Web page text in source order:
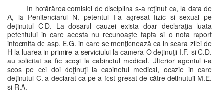
In hotărârea comisiei de disciplina s-a reţinut ca, la data de
A, la Penitenciarul N. petentul I-a agresat fizic si sexual pe
deţinutul C.D. La dosarul cauzei exista doar declaraţia luata
petentului in care acesta nu recunoaşte fapta si o nota raport
intocmita de asp. E.G. in care se menţionează ca in seara zilei de
H la luarea in primire a serviciului la camera O deţinuţii I.F. si C.D.
au solicitat sa fie scoşi la cabinetul medical. Ulterior agentul i-a
scos pe cei doi deţinuţi la cabinetul medical, ocazie in care
deţinutul C. a declarat ca pe a fost gresat de către detinutuii M.E.
si R.A.